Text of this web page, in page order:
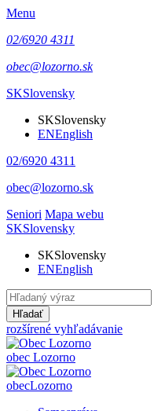
Menu
02/6920 4311
obec@lozorno.sk
SKSlovensky
SKSlovensky
ENEnglish
02/6920 4311
obec@lozorno.sk
Seniori Mapa webu
SKSlovensky
SKSlovensky
ENEnglish
Hľadať
rozšírené vyhľadávanie
obec Lozorno
obecLozorno